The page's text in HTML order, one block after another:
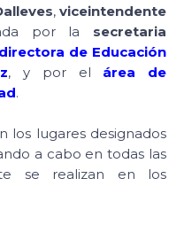
,viceintendente
por la secretaria
directora de Educación
, y por el área de
.
los lugares designados
a cabo en todas las
se realizan en los